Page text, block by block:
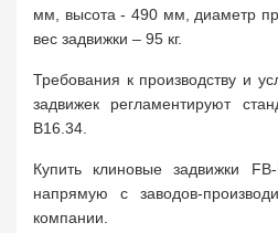
мм, высота - 490 мм, диаметр
вес задвижки – 95 кг.
Требования к производству и
задвижек регламентируют
B16.34.
Купить клиновые задвижки
напрямую с заводов-
компании.